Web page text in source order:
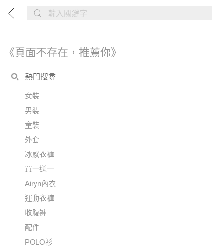
《頁面不存在，推薦你》
熱門搜尋
女裝
男裝
童裝
外套
冰感衣褲
買一送一
Airyn內衣
運動衣褲
收腹褲
配件
POLO衫